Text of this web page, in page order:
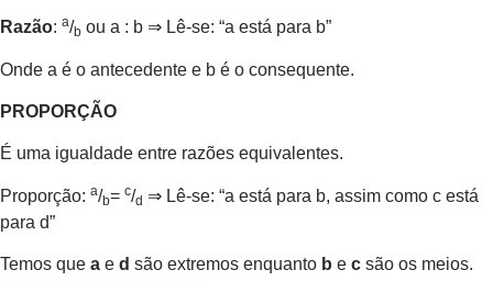
Razão: a/b ou a : b ⇒ Lê-se: “a está para b”
Onde a é o antecedente e b é o consequente.
PROPORÇÃO
É uma igualdade entre razões equivalentes.
Proporção: a/b= c/d ⇒ Lê-se: “a está para b, assim como c está
para d”
Temos que a e d são extremos enquanto b e c são os meios.